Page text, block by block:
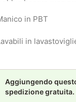
in PBT
in
Aggiungendo
spedizione gratuita.